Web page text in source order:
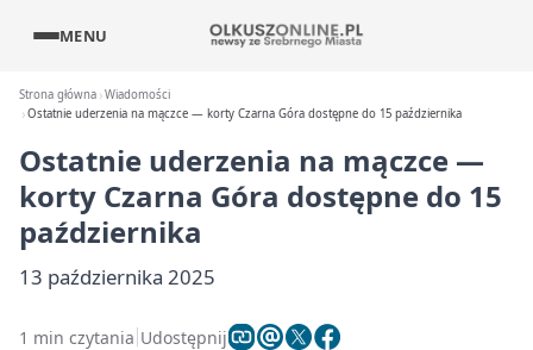
MENU
Strona główna Wiadomości
Ostatnie uderzenia na mączce — korty Czarna Góra dostępne do 15 października
Ostatnie uderzenia na mączce —
korty Czarna Góra dostępne do 15
października
13 października 2025
1 min czytania Udostępnij